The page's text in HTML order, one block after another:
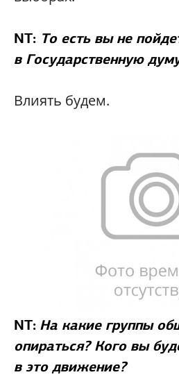
NT: То есть вы не
в Государственную
Влиять будем.
NT: На какие группы
опираться? Кого вы
в это движение?